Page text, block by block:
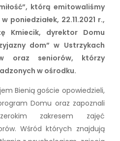
którą emitowaliśmy
poniedziałek, 22.11.2021 r.,
Kmiecik, dyrektor Domu
dom” w Ustrzykach
oraz seniorów, którzy
w ośrodku.
Bienią goście opowiedzieli,
Domu oraz zapoznali
zakresem zajęć
Wśród których znajdują